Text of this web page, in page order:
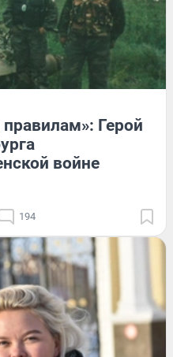
Герой
войне
194